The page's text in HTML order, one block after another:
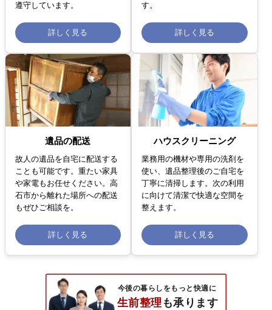
遵守しています。
詳しく見る
す。
詳しく見る
遺品の配送
故人の遺品を自宅に配送する
ことも可能です。重たい家具
や家電もお任せください。高
石市から離れた場所への配送
もぜひご相談を。
詳しく見る
ハウスクリーニング
業務用の機材や専用の洗剤を
使い、遺品整理後のご自宅を
丁寧に清掃します。次の利用
に向けて清潔で快適な空間を
整えます。
詳しく見る
今後の暮らしをもっと快適に
生前整理 も承ります